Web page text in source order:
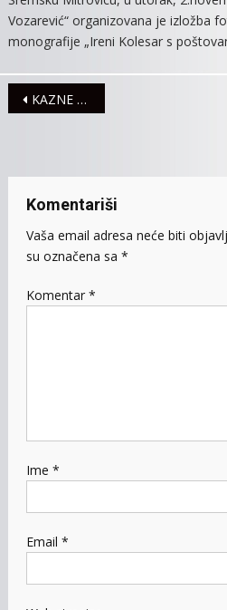
Vozarević“ organizovana je izložba
monografije „Ireni Kolesar s
Navigacija
KAZNE ZBOG VOŽNjE POD UTICAJEM ALKOHOLA
Komentariši
Vaša email adresa neće biti
su označena sa *
Komentar *
Ime *
Email *